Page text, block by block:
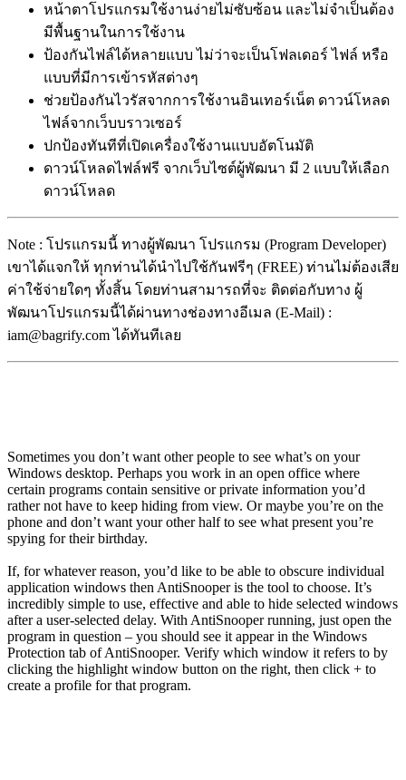
หน้าตาโปรแกรมใช้งานง่ายไม่ซับซ้อน และไม่จำเป็นต้อง
มีพื้นฐานในการใช้งาน
ป้องกันไฟล์ได้หลายแบบ ไม่ว่าจะเป็นโฟลเดอร์ ไฟล์ หรือ
แบบที่มีการเข้ารหัสต่างๆ
ช่วยป้องกันไวรัสจากการใช้งานอินเทอร์เน็ต ดาวน์โหลด
ไฟล์จากเว็บบราวเซอร์
ปกป้องทันทีที่เปิดเครื่องใช้งานแบบอัตโนมัติ
ดาวน์โหลดไฟล์ฟรี จากเว็บไซต์ผู้พัฒนา มี 2 แบบให้เลือก
ดาวน์โหลด
Note : โปรแกรมนี้ ทางผู้พัฒนา โปรแกรม (Program Developer)
เขาได้แจกให้ ทุกท่านได้นำไปใช้กันฟรีๆ (FREE) ท่านไม่ต้องเสีย
ค่าใช้จ่ายใดๆ ทั้งสิ้น โดยท่านสามารถที่จะ ติดต่อกับทาง ผู้
พัฒนาโปรแกรมนี้ได้ผ่านทางช่องทางอีเมล (E-Mail) :
iam@bagrify.com ได้ทันทีเลย
Sometimes you don’t want other people to see what’s on your
Windows desktop. Perhaps you work in an open office where
certain programs contain sensitive or private information you’d
rather not have to keep hiding from view. Or maybe you’re on the
phone and don’t want your other half to see what present you’re
spying for their birthday.
If, for whatever reason, you’d like to be able to obscure individual
application windows then AntiSnooper is the tool to choose. It’s
incredibly simple to use, effective and able to hide selected windows
after a user-selected delay. With AntiSnooper running, just open the
program in question – you should see it appear in the Windows
Protection tab of AntiSnooper. Verify which window it refers to by
clicking the highlight window button on the right, then click + to
create a profile for that program.